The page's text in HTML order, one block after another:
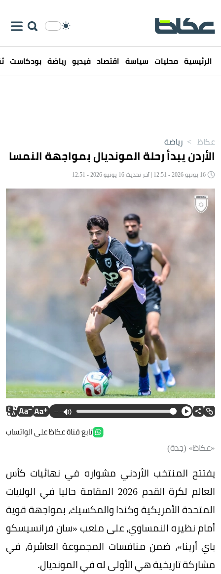
الرئيسية محليات سياسة اقتصاد فيديو رياضة بودكاست
عكاظ > رياضة
الأردن يبدأ رحلة المونديال بمواجهة النمسا
--:--
تابع قناة عكاظ على الواتساب
«عكاظ» (جدة)
يفتتح المنتخب الأردني مشواره في نهائيات كأس
العالم لكرة القدم 2026 المقامة حاليا في الولايات
المتحدة الأمريكية وكندا والمكسيك، بمواجهة قوية
أمام نظيره النمساوي، على ملعب «سان فرانسيسكو
باي أرينا»، ضمن منافسات المجموعة العاشرة، في
مشاركة تاريخية هي الأولى له في المونديال.